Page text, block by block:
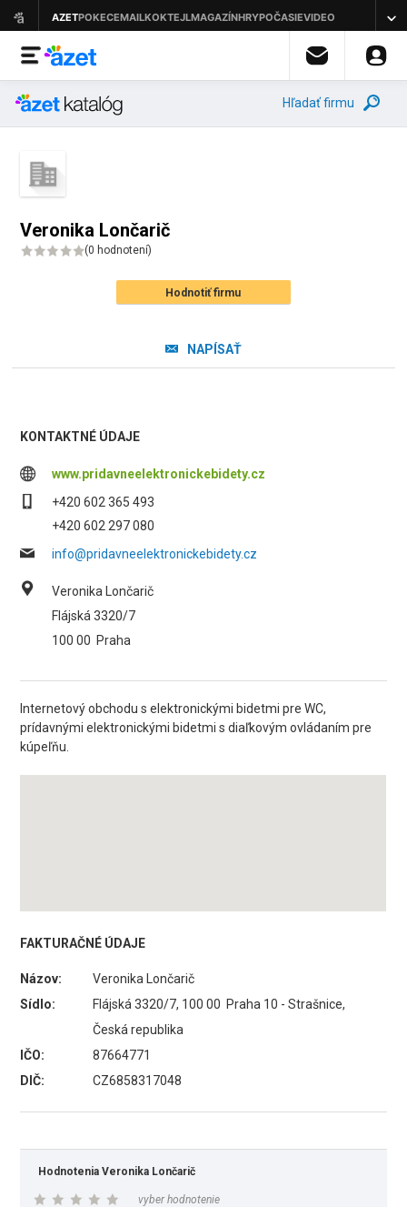
Hľadať firmu
Veronika Lončarič
(0 hodnotení)
Hodnotiť firmu
NAPÍSAŤ
KONTAKTNÉ ÚDAJE
www.pridavneelektronickebidety.cz
+420 602 365 493
+420 602 297 080
info@pridavneelektronickebidety.cz
Veronika Lončarič
Flájská 3320/7
100 00 Praha
Internetový obchodu s elektronickými bidetmi pre WC,
prídavnými elektronickými bidetmi s diaľkovým ovládaním pre
kúpeľňu.
FAKTURAČNÉ ÚDAJE
Názov:
Veronika Lončarič
Sídlo:
Flájská 3320/7, 100 00 Praha 10 - Strašnice,
Česká republika
IČO:
87664771
DIČ:
CZ6858317048
Hodnotenia Veronika Lončarič
vyber hodnotenie